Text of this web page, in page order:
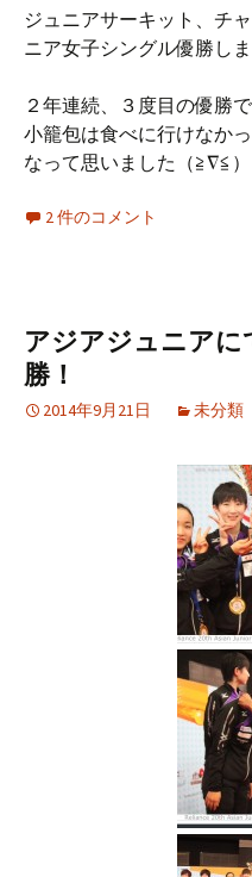
ジュニアサーキット、チ
ニア女子シングル優勝し
２年連続、３度目の優勝
小籠包は食べに行けなか
なって思いました（≧∇≦）
2 件のコメント
アジアジュニア
勝！
2014年9月21日 未分類